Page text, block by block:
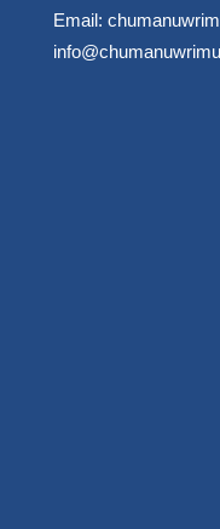
Email: